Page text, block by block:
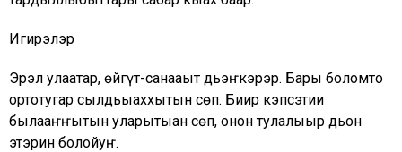
Игирэлэр
Эрэл улаатар, өйгүт-санааҕыт дьэҥкэрэр. Бары болҕомто
ортотугар сылдьыаххытын сөп. Биир кэпсэтии
былааҥҥытын уларытыан сөп, онон тулалыыр дьон
этэрин болҕойуҥ.